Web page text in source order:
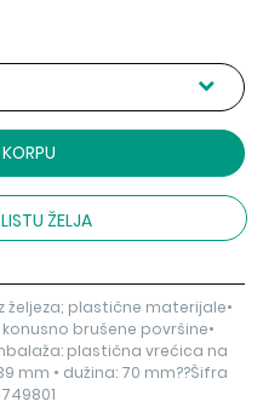
ŽELJA
željeza; plastične materijale•
brušene površine•
plastična vrećica na
mm • dužina: 70 mm??Šifra